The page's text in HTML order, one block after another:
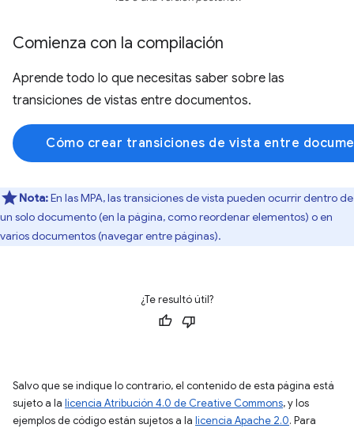
Comienza con la compilación
Aprende todo lo que necesitas saber sobre las
transiciones de vistas entre documentos.
Cómo crear transiciones de vista entre
Nota:En las MPA, las transiciones de vista pueden ocurrir dentro de
un solo documento (en la página, como reordenar elementos) o en
varios documentos (navegar entre páginas).
¿Te resultó útil?
Salvo que se indique lo contrario, el contenido de esta página está
sujeto a la licencia Atribución 4.0 de Creative Commons, y los
ejemplos de código están sujetos a la licencia Apache 2.0. Para